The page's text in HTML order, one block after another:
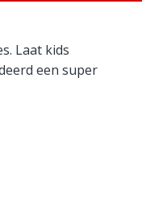
Laat kids
een super